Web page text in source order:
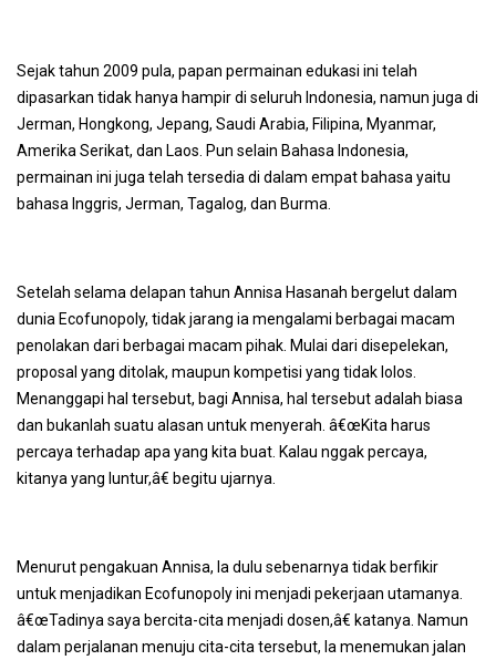
Sejak tahun 2009 pula, papan permainan edukasi ini telah
dipasarkan tidak hanya hampir di seluruh Indonesia, namun juga di
Jerman, Hongkong, Jepang, Saudi Arabia, Filipina, Myanmar,
Amerika Serikat, dan Laos. Pun selain Bahasa Indonesia,
permainan ini juga telah tersedia di dalam empat bahasa yaitu
bahasa Inggris, Jerman, Tagalog, dan Burma.
Setelah selama delapan tahun Annisa Hasanah bergelut dalam
dunia Ecofunopoly, tidak jarang ia mengalami berbagai macam
penolakan dari berbagai macam pihak. Mulai dari disepelekan,
proposal yang ditolak, maupun kompetisi yang tidak lolos.
Menanggapi hal tersebut, bagi Annisa, hal tersebut adalah biasa
dan bukanlah suatu alasan untuk menyerah. â€œKita harus
percaya terhadap apa yang kita buat. Kalau nggakpercaya,
kitanya yang luntur,â€ begitu ujarnya.
Menurut pengakuan Annisa, Ia dulu sebenarnya tidak berfikir
untuk menjadikan Ecofunopoly ini menjadi pekerjaan utamanya.
â€œTadinya saya bercita-cita menjadi dosen,â€ katanya. Namun
dalam perjalanan menuju cita-cita tersebut, Ia menemukan jalan